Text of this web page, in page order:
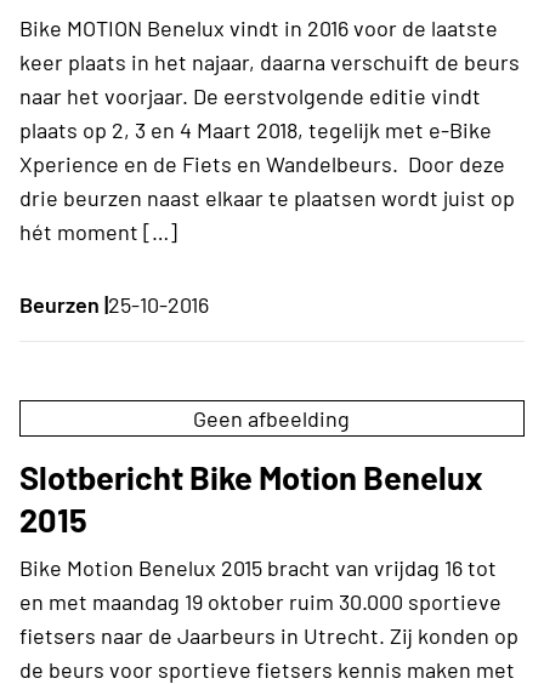
Bike MOTION Benelux vindt in 2016 voor de laatste
keer plaats in het najaar, daarna verschuift de beurs
naar het voorjaar. De eerstvolgende editie vindt
plaats op 2, 3 en 4 Maart 2018, tegelijk met e-Bike
Xperience en de Fiets en Wandelbeurs. Door deze
drie beurzen naast elkaar te plaatsen wordt juist op
hét moment […]
Beurzen |25-10-2016
Geen afbeelding
Slotbericht Bike Motion Benelux
2015
Bike Motion Benelux 2015 bracht van vrijdag 16 tot
en met maandag 19 oktober ruim 30.000 sportieve
fietsers naar de Jaarbeurs in Utrecht. Zij konden op
de beurs voor sportieve fietsers kennis maken met